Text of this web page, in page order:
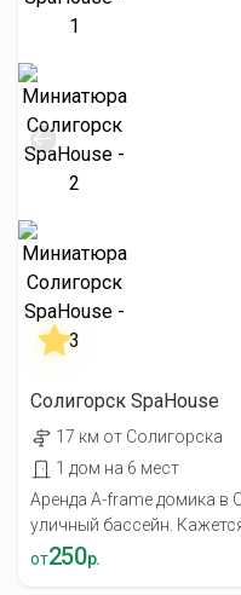
Солигорск SpaHouse
17 км от Солигорска
1 дом на 6 мест
Аренда A-frame домика в
уличный бассейн. Кажется,
от250р.